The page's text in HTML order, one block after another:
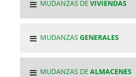
MUDANZAS DEVIVIENDAS
MUDANZASGENERALES
MUDANZAS DEALMACENES